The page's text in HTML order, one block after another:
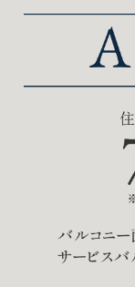
物件エ
物件エントリ
来
子どもが成長したら
休日はゆったりシ